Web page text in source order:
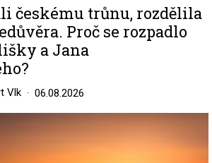
českému trůnu, rozdělila
Proč se rozpadlo
a Jana
Vlk 06.08.2026